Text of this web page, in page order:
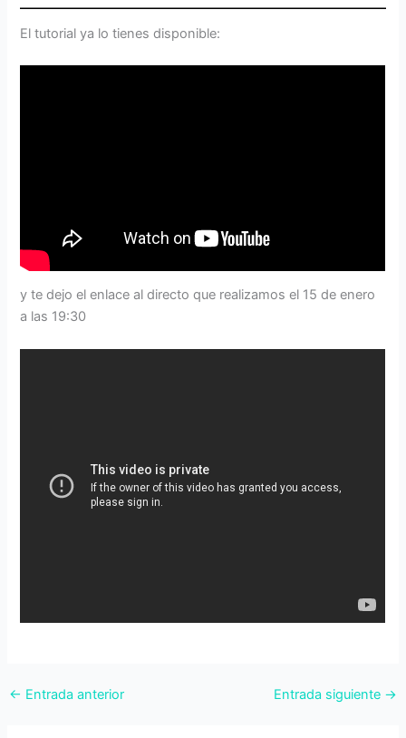
El tutorial ya lo tienes disponible:
y te dejo el enlace al directo que realizamos el 15 de enero
a las 19:30
← Entrada anterior Entrada siguiente →